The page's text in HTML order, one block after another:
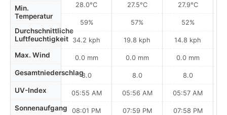
Min.
Temperatur
Durchschnittliche
Luftfeuchtigkeit
Max. Wind
Gesamtniederschlag
UV-Index
Sonnenaufgang
28.0°C
59%
34.2 kph
0.0 mm
8.0
05:55 AM
08:01 PM
27.5°C
57%
19.8 kph
0.0 mm
8.0
05:56 AM
07:59 PM
27.9°C
52%
14.8 kph
0.0 mm
8.0
05:57 AM
07:58 PM